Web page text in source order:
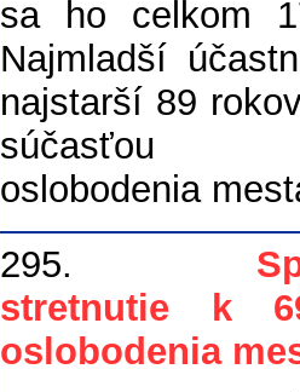
sa ho celkom
Najmladší
najstarší 89
súčasťou
oslobodenia
295.
stretnutie k
oslobodenia